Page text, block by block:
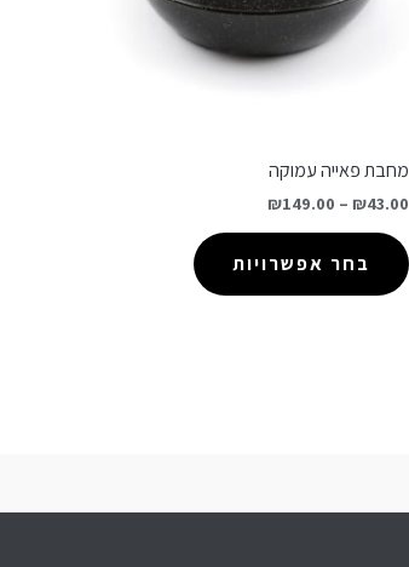
מחבת פאייה עמוקה
₪43.00
–
₪149.00
בחר אפשרויות